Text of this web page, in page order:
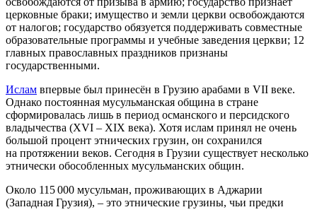
церковные браки; имущество и земли церкви освобождаются
от налогов; государство обязуется поддерживать совместные
образовательные программы и учебные заведения церкви; 12
главных православных праздников признаны
государственными.
Ислам впервые был принесён в Грузию арабами в VII веке.
Однако постоянная мусульманская община в стране
сформировалась лишь в период османского и персидского
владычества (XVI – XIX века). Хотя ислам принял не очень
большой процент этнических грузин, он сохранился
на протяжении веков. Сегодня в Грузии существует несколько
этнически обособленных мусульманских общин.
Около 115 000 мусульман, проживающих в Аджарии
(Западная Грузия), – это этнические грузины, чьи предки